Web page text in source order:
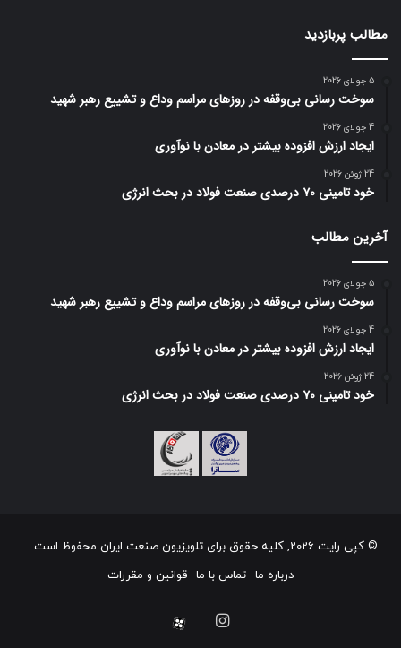
مطالب پربازدید
5 جولای 2026
سوخت رسانی بی‌وقفه در روز‌های مراسم وداع و تشییع رهبر شهید
4 جولای 2026
ایجاد ارزش افزوده بیشتر در معادن با نوآوری
24 ژوئن 2026
خود تامینی ۷۰ درصدی صنعت فولاد در بحث انرژی
آخرین مطالب
5 جولای 2026
سوخت رسانی بی‌وقفه در روز‌های مراسم وداع و تشییع رهبر شهید
4 جولای 2026
ایجاد ارزش افزوده بیشتر در معادن با نوآوری
24 ژوئن 2026
خود تامینی ۷۰ درصدی صنعت فولاد در بحث انرژی
© کپی رایت 2026, کلیه حقوق برای تلویزیون صنعت ایران محفوظ است.
درباره ما تماس با ما قوانین و مقررات
اینستاگرام